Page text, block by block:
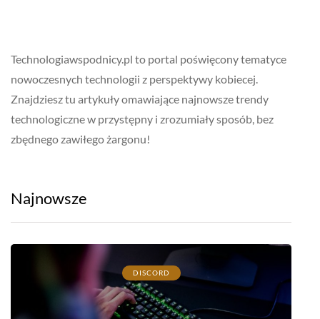
Technologiawspodnicy.pl to portal poświęcony tematyce
nowoczesnych technologii z perspektywy kobiecej.
Znajdziesz tu artykuły omawiające najnowsze trendy
technologiczne w przystępny i zrozumiały sposób, bez
zbędnego zawiłego żargonu!
Najnowsze
DISCORD